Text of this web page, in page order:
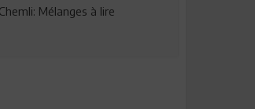
Mélanges à lire